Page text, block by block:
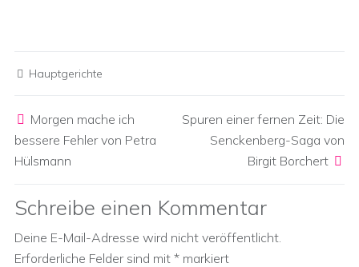
Hauptgerichte
Morgen mache ich
bessere Fehler von Petra
Hülsmann
Spuren einer fernen Zeit: Die
Senckenberg-Saga von
Birgit Borchert
Schreibe einen Kommentar
Deine E-Mail-Adresse wird nicht veröffentlicht.
Erforderliche Felder sind mit * markiert